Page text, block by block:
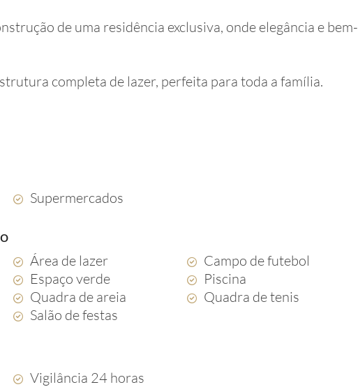
de uma residência exclusiva, onde elegância e bem-
completa de lazer, perfeita para toda a família.
Supermercados
Área de lazer
Campo de futebol
Espaço verde
Piscina
Quadra de areia
Quadra de tenis
Salão de festas
Vigilância 24 horas